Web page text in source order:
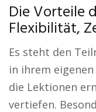
Die Vorteile
Flexibilität,
Es steht den
in ihrem
die Lektionen
vertiefen.